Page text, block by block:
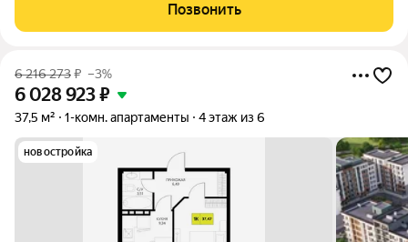
учитывают все потребности современных
Позвонить
6 216 273₽ –3%
6 028 923₽
37,5 м² 1-комн. апартаменты 4 этаж из 6
новостройка